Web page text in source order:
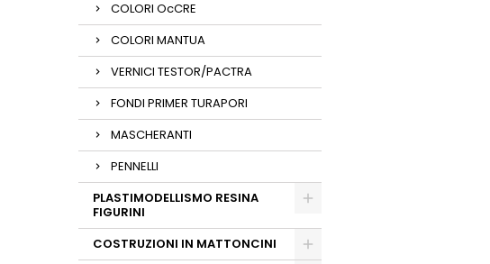
COLORI OcCRE
COLORI MANTUA
VERNICI TESTOR/PACTRA
FONDI PRIMER TURAPORI
MASCHERANTI
PENNELLI
PLASTIMODELLISMO RESINA
FIGURINI
COSTRUZIONI IN MATTONCINI